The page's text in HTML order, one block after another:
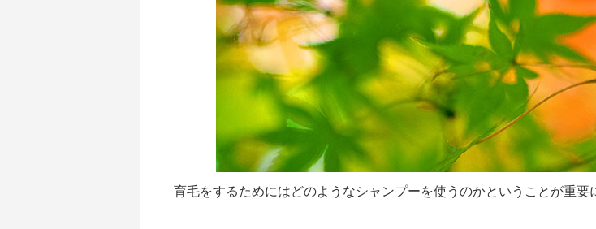
育毛をするためにはどのようなシャンプーを使うのかということが重要